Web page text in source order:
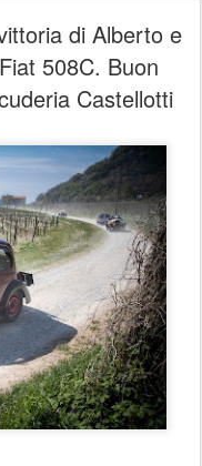
di Alberto e
508C. Buon
Castellotti